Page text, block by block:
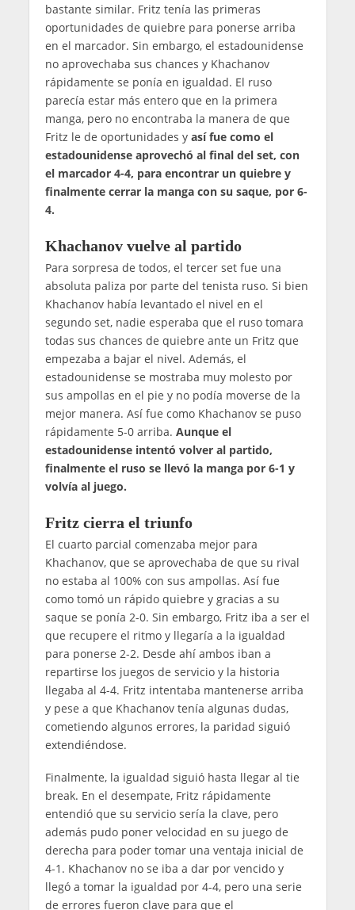
bastante similar. Fritz tenía las primeras
oportunidades de quiebre para ponerse arriba
en el marcador. Sin embargo, el estadounidense
no aprovechaba sus chances y Khachanov
rápidamente se ponía en igualdad. El ruso
parecía estar más entero que en la primera
manga, pero no encontraba la manera de que
Fritz le de oportunidades y así fue como el
estadounidense aprovechó al final del set, con
el marcador 4-4, para encontrar un quiebre y
finalmente cerrar la manga con su saque, por 6-
4.
Khachanov vuelve al partido
Para sorpresa de todos, el tercer set fue una
absoluta paliza por parte del tenista ruso. Si bien
Khachanov había levantado el nivel en el
segundo set, nadie esperaba que el ruso tomara
todas sus chances de quiebre ante un Fritz que
empezaba a bajar el nivel. Además, el
estadounidense se mostraba muy molesto por
sus ampollas en el pie y no podía moverse de la
mejor manera. Así fue como Khachanov se puso
rápidamente 5-0 arriba. Aunque el
estadounidense intentó volver al partido,
finalmente el ruso se llevó la manga por 6-1 y
volvía al juego.
Fritz cierra el triunfo
El cuarto parcial comenzaba mejor para
Khachanov, que se aprovechaba de que su rival
no estaba al 100% con sus ampollas. Así fue
como tomó un rápido quiebre y gracias a su
saque se ponía 2-0. Sin embargo, Fritz iba a ser el
que recupere el ritmo y llegaría a la igualdad
para ponerse 2-2. Desde ahí ambos iban a
repartirse los juegos de servicio y la historia
llegaba al 4-4. Fritz intentaba mantenerse arriba
y pese a que Khachanov tenía algunas dudas,
cometiendo algunos errores, la paridad siguió
extendiéndose.
Finalmente, la igualdad siguió hasta llegar al tie
break. En el desempate, Fritz rápidamente
entendió que su servicio sería la clave, pero
además pudo poner velocidad en su juego de
derecha para poder tomar una ventaja inicial de
4-1. Khachanov no se iba a dar por vencido y
llegó a tomar la igualdad por 4-4, pero una serie
de errores fueron clave para que el